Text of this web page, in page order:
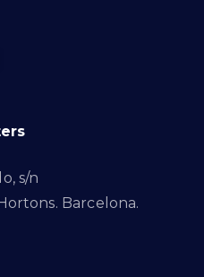
s/n
Barcelona.